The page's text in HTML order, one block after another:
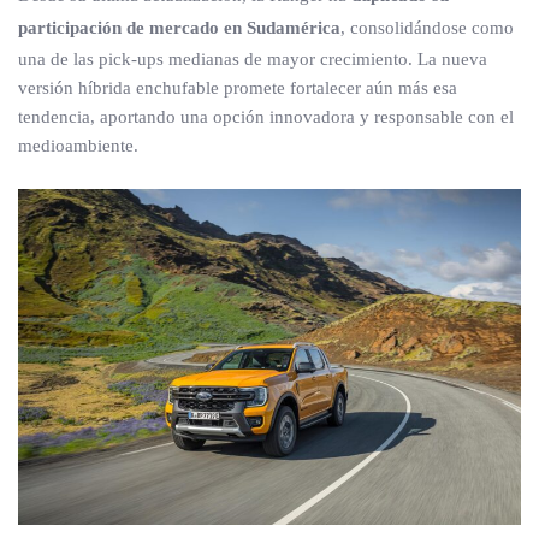
participación de mercado en Sudamérica, consolidándose como
una de las pick-ups medianas de mayor crecimiento. La nueva
versión híbrida enchufable promete fortalecer aún más esa
tendencia, aportando una opción innovadora y responsable con el
medioambiente.